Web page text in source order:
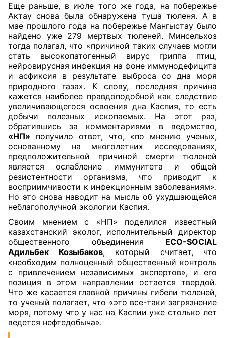
Еще раньше, в июле того же года, на побережье
Актау снова была обнаружена туша тюленя. А в
мае прошлого года на побережье Мангыстау было
найдено уже 279 мертвых тюленей. Минсельхоз
тогда полагал, что «причиной таких случаев могли
стать высокопатогенный вирус гриппа птиц,
нейровирусная инфекция на фоне иммунодефицита
и асфиксия в результате выброса со дна моря
природного газа». К слову, последняя причина
кажется наиболее правдоподобной как следствие
увеличивающегося освоения дна Каспия, то есть
добычи полезных ископаемых. На этот раз,
обратившись за комментариями в ведомство,
«НП» получило ответ, что, «по мнению ученых,
основанному на многолетних исследованиях,
предположительной причиной смерти тюленей
является ослабление иммунитета и общей
резистентности организма, что приводит к
восприимчивости к инфекционным заболеваниям».
Но это снова наводит на мысль об ухудшающейся
неблагополучной экологии Каспия.
Своим мнением с «НП» поделился известный
казахстанский эколог, исполнительный директор
общественного объединения ECO-SOCIAL
Адильбек Козыбаков, который считает, что
«необходим полноценный общественный контроль
с привлечением независимых экспертов», и его
позиция в этом направлении остается твердой.
Что же касается главной причины гибели тюленей,
то ученый полагает, что «это все-таки загрязнение
моря, потому что у нас на Каспии уже столько лет
ведется нефтедобыча».